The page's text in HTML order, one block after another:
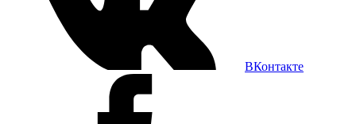
ВКонтакте